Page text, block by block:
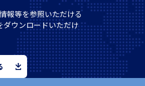
報等を参照いただける
ダウンロードいただけ